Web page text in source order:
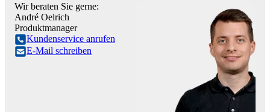
Wir beraten Sie gerne:
André Oelrich
Produktmanager
Kundenservice anrufen
E-Mail schreiben